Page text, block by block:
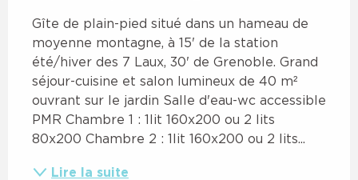
Gîte de plain-pied situé dans un hameau de
moyenne montagne, à 15' de la station
été/hiver des 7 Laux, 30' de Grenoble. Grand
séjour-cuisine et salon lumineux de 40 m²
ouvrant sur le jardin Salle d'eau-wc accessible
PMR Chambre 1 : 1lit 160x200 ou 2 lits
80x200 Chambre 2 : 1lit 160x200 ou 2 lits...
Lire la suite